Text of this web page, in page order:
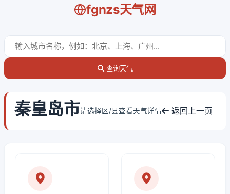
fgnzs天气网
查询天气
秦皇岛市请选择区/县查看天气详情 返回上一页